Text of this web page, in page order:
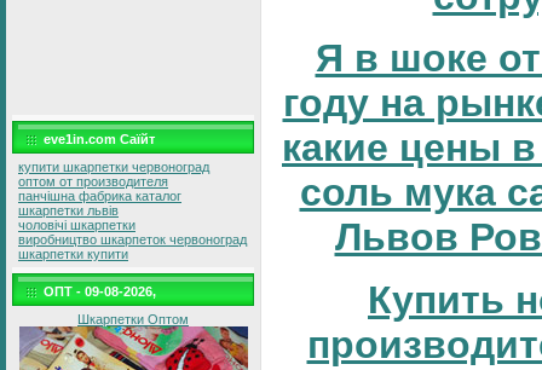
eve1in.com Саїйт
купити шкарпетки червоноград
оптом от производителя
панчішна фабрика каталог
шкарпетки львів
чоловічі шкарпетки
виробництво шкарпеток червоноград
шкарпетки купити
ОПТ - 09-08-2026,
Шкарпетки Оптом
Я в шоке
году на
какие цены
соль мука
Львов
Купить